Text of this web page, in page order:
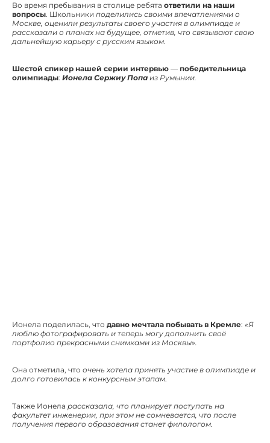
Во время пребывания в столице ребята ответили на наши
вопросы. Школьники поделились своими впечатлениями о
Москве, оценили результаты своего участия в олимпиаде и
рассказали о планах на будущее, отметив, что связывают свою
дальнейшую карьеру с русским языком.
Шестой спикер нашей серии интервью — победительница
олимпиады: Ионела Сержиу Попа из Румынии.
Ионела поделилась, что давно мечтала побывать в Кремле: «Я
люблю фотографировать и теперь могу дополнить своё
портфолио прекрасными снимками из Москвы».
Она отметила, что очень хотела принять участие в олимпиаде и
долго готовилась к конкурсным этапам.
Также Ионела рассказала, что планирует поступать на
факультет инженерии, при этом не сомневается, что после
получения первого образования станет филологом.